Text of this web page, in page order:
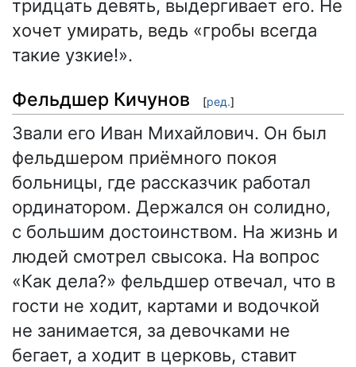
тридцать девять, выдергивает его. Не
хочет умирать, ведь «гробы всегда
такие узкие!».
Фельдшер Кичунов [ред.]
Звали его Иван Михайлович. Он был
фельдшером приёмного покоя
больницы, где рассказчик работал
ординатором. Держался он солидно,
с большим достоинством. На жизнь и
людей смотрел свысока. На вопрос
«Как дела?» фельдшер отвечал, что в
гости не ходит, картами и водочкой
не занимается, за девочками не
бегает, а ходит в церковь, ставит